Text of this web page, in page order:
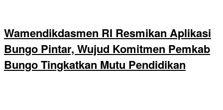
Wamendikdasmen RI Resmikan Aplikasi
Bungo Pintar, Wujud Komitmen Pemkab
Bungo Tingkatkan Mutu Pendidikan